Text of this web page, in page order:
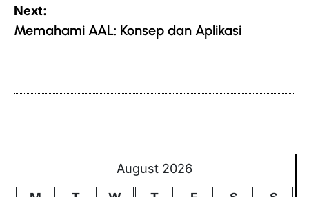
Next:
Memahami AAL: Konsep dan Aplikasi
August 2026